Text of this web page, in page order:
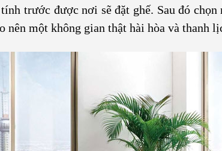
trước được nơi sẽ đặt ghế. Sau đó
nên một không gian thật hài hòa và thanh